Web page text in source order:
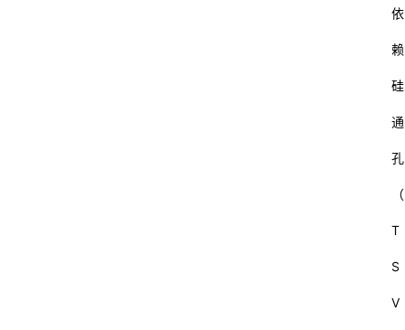
依
赖
硅
通
孔
（
T
S
V